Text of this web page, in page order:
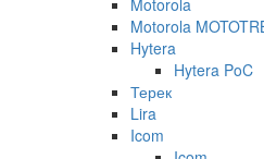
Motorola
Hytera
Hytera PoC
Терек
Lira
Icom